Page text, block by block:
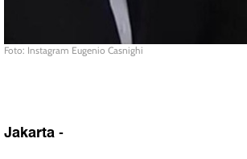
Foto: Instagram Eugenio Casnighi
Jakarta-